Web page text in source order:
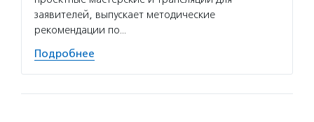
заявителей, выпускает методические
рекомендации по…
Подробнее